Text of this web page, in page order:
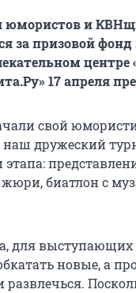
и
за призовой
17 апреля
свой
дружеский
биатлон с
для
новые, а
развлечься.